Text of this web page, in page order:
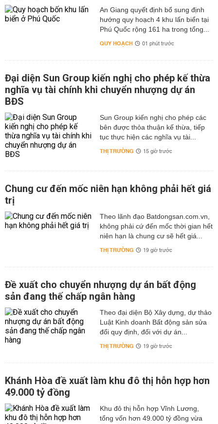
An Giang quyết định bổ sung định
hướng quy hoạch 4 khu lấn biển tại
Phú Quốc rộng 161 ha trong tổng...
QUY HOẠCH 01 phút trước
Đại diện Sun Group kiến nghị cho phép kế thừa
nghĩa vụ tài chính khi chuyển nhượng dự án
BĐS
Sun Group kiến nghị cho phép các
bên được thỏa thuận kế thừa, tiếp
tục thực hiện các nghĩa vụ tài...
THỊ TRƯỜNG 15 giờ trước
Chung cư đến mốc niên hạn không phải hết giá
trị
Theo lãnh đạo Batdongsan.com.vn,
không phải cứ đến mốc thời gian hết
niên hạn là chung cư sẽ hết giá...
THỊ TRƯỜNG 19 giờ trước
Đề xuất cho chuyển nhượng dự án bất động
sản đang thế chấp ngân hàng
Theo đại diện Bộ Xây dựng, dự thảo
Luật Kinh doanh Bất động sản sửa
đổi quy định, đối với dự án...
THỊ TRƯỜNG 19 giờ trước
Khánh Hòa đề xuất làm khu đô thị hỗn hợp hơn
49.000 tỷ đồng
Khu đô thị hỗn hợp Vĩnh Lương,
tổng vốn hơn 49.000 tỷ đồng vừa